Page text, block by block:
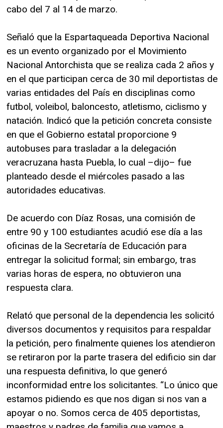
cabo del 7 al 14 de marzo.
Señaló que la Espartaqueada Deportiva Nacional
es un evento organizado por el Movimiento
Nacional Antorchista que se realiza cada 2 años y
en el que participan cerca de 30 mil deportistas de
varias entidades del País en disciplinas como
futbol, voleibol, baloncesto, atletismo, ciclismo y
natación. Indicó que la petición concreta consiste
en que el Gobierno estatal proporcione 9
autobuses para trasladar a la delegación
veracruzana hasta Puebla, lo cual –dijo– fue
planteado desde el miércoles pasado a las
autoridades educativas.
De acuerdo con Díaz Rosas, una comisión de
entre 90 y 100 estudiantes acudió ese día a las
oficinas de la Secretaría de Educación para
entregar la solicitud formal; sin embargo, tras
varias horas de espera, no obtuvieron una
respuesta clara.
Relató que personal de la dependencia les solicitó
diversos documentos y requisitos para respaldar
la petición, pero finalmente quienes los atendieron
se retiraron por la parte trasera del edificio sin dar
una respuesta definitiva, lo que generó
inconformidad entre los solicitantes. “Lo único que
estamos pidiendo es que nos digan si nos van a
apoyar o no. Somos cerca de 405 deportistas,